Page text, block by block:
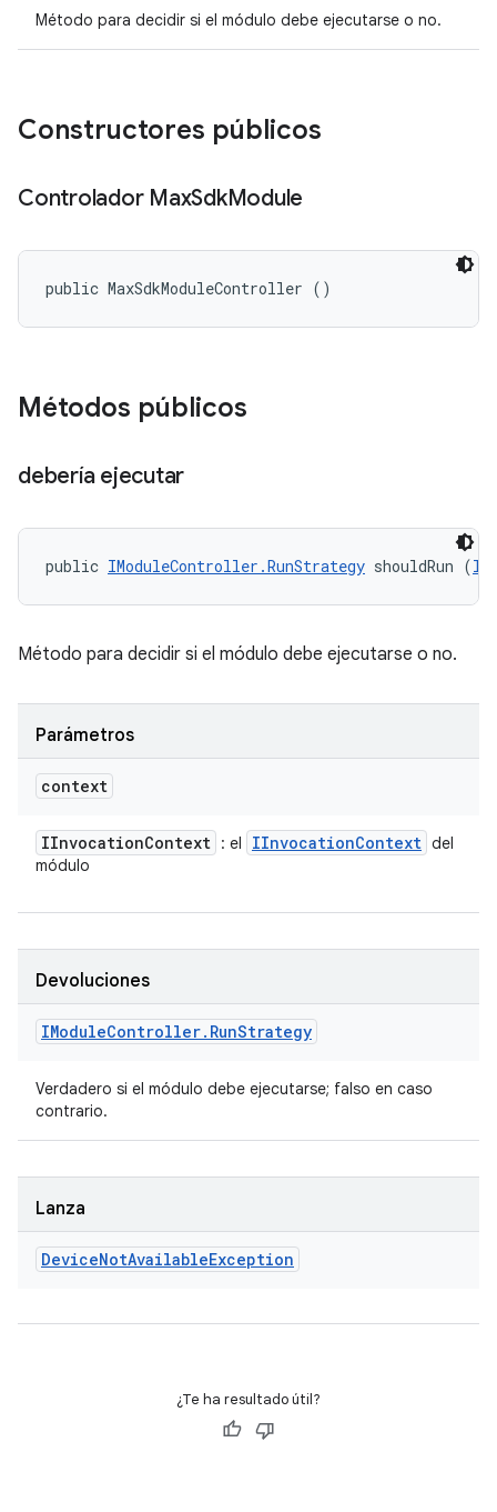
Método para decidir si el módulo debe ejecutarse o no.
Constructores públicos
Controlador MaxSdkModule
public MaxSdkModuleController ()
Métodos públicos
debería ejecutar
public IModuleController.RunStrategy shouldRun (
Método para decidir si el módulo debe ejecutarse o no.
Parámetros
context
IInvocationContext : el IInvocationContext del
módulo
Devoluciones
IModuleController. RunStrategy
Verdadero si el módulo debe ejecutarse; falso en caso
contrario.
Lanza
DeviceNotAvailableException
¿Te ha resultado útil?